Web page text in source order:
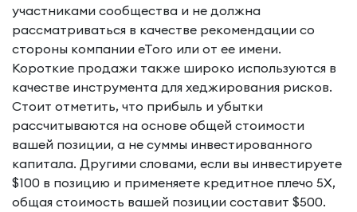
участниками сообщества и не должна
рассматриваться в качестве рекомендации со
стороны компании eToro или от ее имени.
Короткие продажи также широко используются в
качестве инструмента для хеджирования рисков.
Стоит отметить, что прибыль и убытки
рассчитываются на основе общей стоимости
вашей позиции, а не суммы инвестированного
капитала. Другими словами, если вы инвестируете
$100 в позицию и применяете кредитное плечо 5X,
общая стоимость вашей позиции составит $500.